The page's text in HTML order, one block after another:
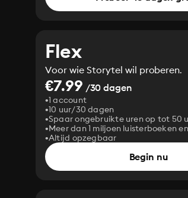
Flex
Voor wie Storytel wil proberen.
€7.99 /30 dagen
1 account
10 uur/30 dagen
Spaar ongebruikte uren op tot 50
Meer dan 1 miljoen luisterboeken
Altijd opzegbaar
Begin nu